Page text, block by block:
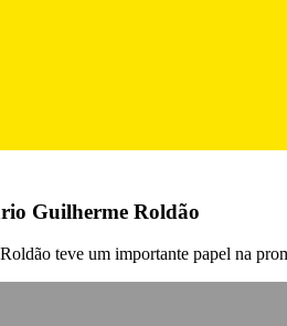
Guilherme Roldão
teve um importante papel na